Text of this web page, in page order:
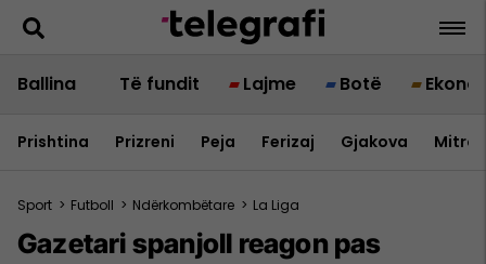
Ballina Të fundit Lajme Botë
Prishtina Prizreni Peja Ferizaj Gjakova
Sport > Futboll > Ndërkombëtare > La Liga
Gazetari spanjoll reagon pas